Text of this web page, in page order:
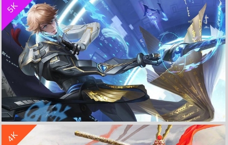
鸣剑・曳影 李白《王者荣耀》 4K高清电脑手机壁纸 编号329021
5K
鸣剑・曳影 李白《王者荣耀》 4K高清电脑手机壁纸 编号329022
4K
立 即 下 载
收 藏